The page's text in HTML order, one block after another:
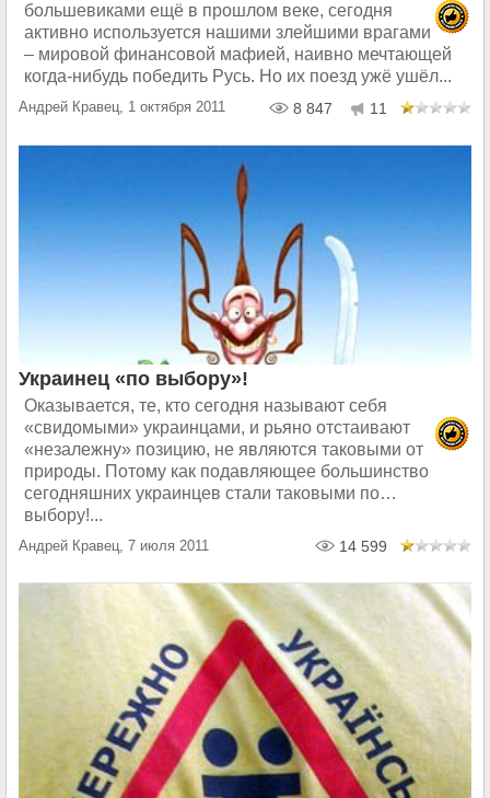
большевиками ещё в прошлом веке, сегодня
активно используется нашими злейшими врагами
– мировой финансовой мафией, наивно мечтающей
когда-нибудь победить Русь. Но их поезд ужё ушёл...
Андрей Кравец, 1 октября 2011 8 847 11
Украинец «по выбору»!
Оказывается, те, кто сегодня называют себя
«свидомыми» украинцами, и рьяно отстаивают
«незалежну» позицию, не являются таковыми от
природы. Потому как подавляющее большинство
сегодняшних украинцев стали таковыми по…
выбору!...
Андрей Кравец, 7 июля 2011 14 599